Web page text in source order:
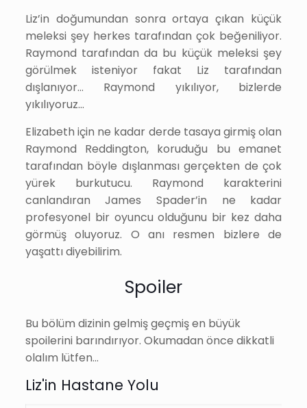
Liz’in doğumundan sonra ortaya çıkan küçük
meleksi şey herkes tarafından çok beğeniliyor.
Raymond tarafından da bu küçük meleksi şey
görülmek isteniyor fakat Liz tarafından
dışlanıyor… Raymond yıkılıyor, bizlerde
yıkılıyoruz…
Elizabeth için ne kadar derde tasaya girmiş olan
Raymond Reddington, koruduğu bu emanet
tarafından böyle dışlanması gerçekten de çok
yürek burkutucu. Raymond karakterini
canlandıran James Spader’in ne kadar
profesyonel bir oyuncu olduğunu bir kez daha
görmüş oluyoruz. O anı resmen bizlere de
yaşattı diyebilirim.
Spoiler
Bu bölüm dizinin gelmiş geçmiş en büyük
spoilerini barındırıyor. Okumadan önce dikkatli
olalım lütfen…
Liz'in Hastane Yolu